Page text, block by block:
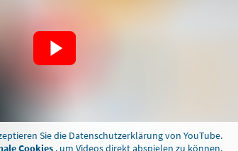
Sie die Datenschutzerklärung von YouTube.
Cookies , um Videos direkt abspielen zu können.